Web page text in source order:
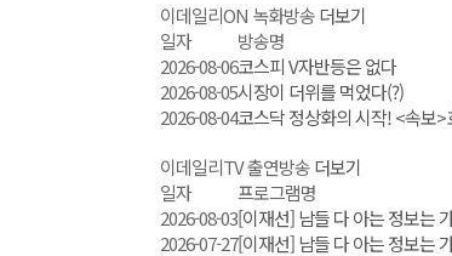
이데일리ON 녹화방송더보기
일자
방송명
2026-08-06코스피 V자반등은 없다
2026-08-05시장이 더위를 먹었다(?)
2026-08-04코스닥 정상화의 시작! <속보
이데일리TV 출연방송더보기
일자
프로그램명
2026-08-03[이재선] 남들 다 아는 정보는
2026-07-27[이재선] 남들 다 아는 정보는